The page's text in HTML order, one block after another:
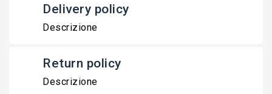
Delivery policy
Descrizione
Return policy
Descrizione